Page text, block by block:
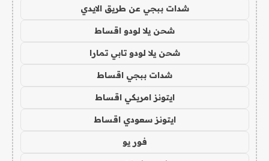
شدات ببجي عن طريق الايدي
شحن يلا لودو اقساط
شحن يلا لودو تابي تمارا
شدات ببجي اقساط
ايتونز امريكي اقساط
ايتونز سعودي اقساط
فور يو